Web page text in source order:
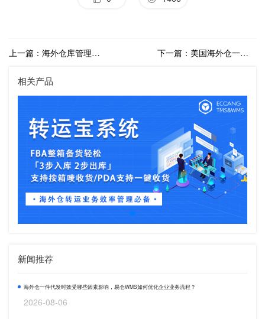
上一篇：海外仓库管理系统：提升跨境电商仓储管理效率 下一篇：美国海外仓一件代发模式，提升跨境电商卖家市场竞争力
相关产品
新闻推荐
海外仓一件代发时效受哪些因素影响，易仓WMS如何优化企业业务流程？
2026-08-06